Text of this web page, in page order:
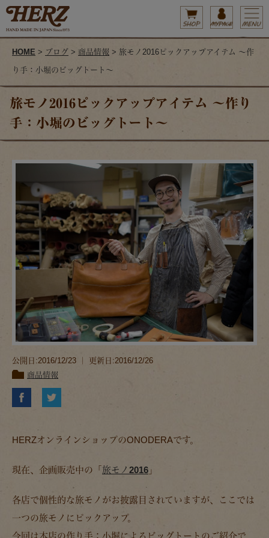
HOME > ブログ > 商品情報 > 旅モノ2016ピックアップアイテム ～作
り手：小堀のビッグトート～
旅モノ2016ピックアップアイテム ～作り
手：小堀のビッグトート～
公開日:2016/12/23 ｜ 更新日:2016/12/26
商品情報
HERZオンラインショップのONODERAです。
現在、企画販売中の「 旅モノ2016 」
各店で個性的な旅モノがお披露目されていますが、ここでは
一つの旅モノにピックアップ。
今回は本店の作り手：小堀によるビッグトートのご紹介で